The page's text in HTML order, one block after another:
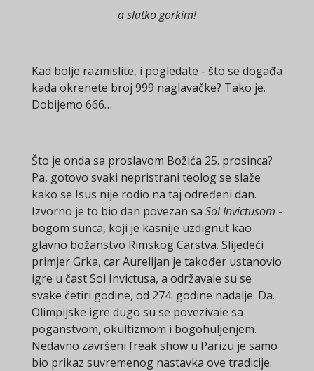
a slatko gorkim!
Kad bolje razmislite, i pogledate - što se događa
kada okrenete broj 999 naglavačke? Tako je.
Dobijemo 666…
Što je onda sa proslavom Božića 25. prosinca?
Pa, gotovo svaki nepristrani teolog se slaže
kako se Isus nije rodio na taj određeni dan.
Izvorno je to bio dan povezan sa Sol Invictusom -
bogom sunca, koji je kasnije uzdignut kao
glavno božanstvo Rimskog Carstva. Slijedeći
primjer Grka, car Aurelijan je također ustanovio
igre u čast Sol Invictusa, a održavale su se
svake četiri godine, od 274. godine nadalje. Da.
Olimpijske igre dugo su se povezivale sa
poganstvom, okultizmom i bogohuljenjem.
Nedavno završeni freak show u Parizu je samo
bio prikaz suvremenog nastavka ove tradicije.